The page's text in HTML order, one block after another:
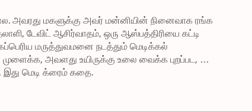
அவரது மகளுக்கு அவர் மன்னியின் நினைவாக ரங்க
டேவிட் ஆசிர்வாதம், ஒரு ஆஸ்பத்திரியை கட்டி
மருத்துவமனை நடத்தும் மெடிக்கல்
அவளது உயிருக்கு உலை வைக்க புறப்பட,
இது மெடி க்ரைம் கதை.